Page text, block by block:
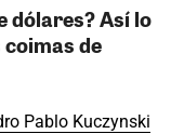
dólares? Así lo
de
Pablo Kuczynski